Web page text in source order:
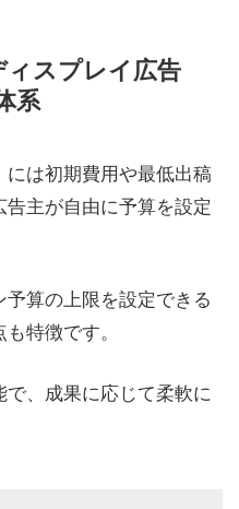
スプレイ広告
系
は初期費用や最低出稿
主が自由に予算を設定
算の上限を設定できる
特徴です。
、成果に応じて柔軟に